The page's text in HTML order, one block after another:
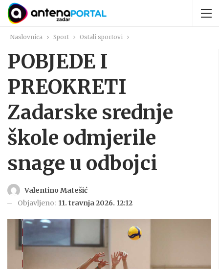
Naslovnica Sport Ostali sportovi
POBJEDE I
PREOKRETI
Zadarske srednje
škole odmjerile
snage u odbojci
Valentino Matešić
Objavljeno: 11. travnja 2026. 12:12